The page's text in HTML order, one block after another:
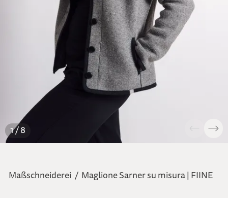
1 / 8
Maßschneiderei / Maglione Sarner su misura | FIINE